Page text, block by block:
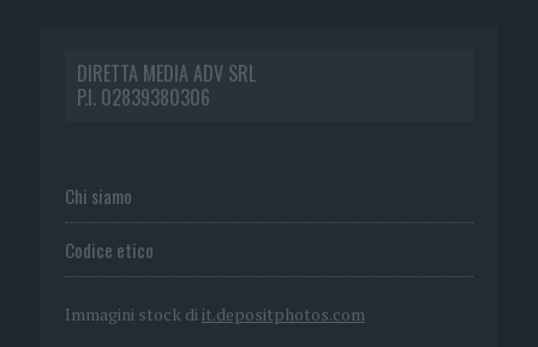
DIRETTA MEDIA ADV SRL
P.I. 02839380306
Chi siamo
Codice etico
Immagini stock di it.depositphotos.com